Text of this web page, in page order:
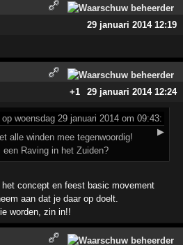
29 januari 2014 12:19
+1
29 januari 2014 12:24
op woensdag 29 januari 2014 om 09:43:
▶
alle winden mee tegenwoordig!
Raving in het Zuiden?
concept en feest basic movement
aan dat je daar op doelt.
worden, zin in!!